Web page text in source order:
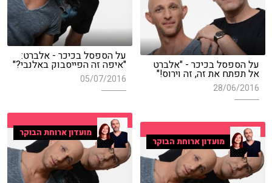
על הספסל בכיכר - אלברט:
"איפה זה הפייסבוק באלנבי?"
05/07/2016
על הספסל בכיכר - "אלברט
אל תפתח את זה, זה וירוס!"
28/06/2016
מועדון ארוחת הבוקר
מועדון ארוחת הבוקר